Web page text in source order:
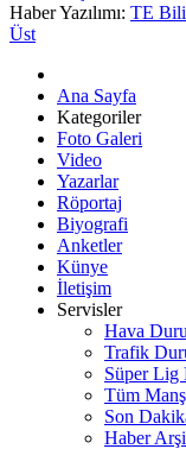
Haber Yazılımı: TE
Üst
Ana Sayfa
Kategoriler
Foto Galeri
Video
Yazarlar
Röportaj
Biyografi
Anketler
Künye
İletişim
Servisler
Hava
Trafik
Süper Lig
Tüm
Son
Haber